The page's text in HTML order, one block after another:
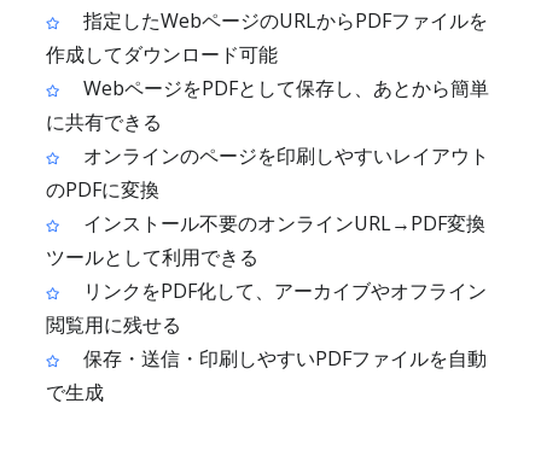
指定したWebページのURLからPDFファイルを
作成してダウンロード可能
WebページをPDFとして保存し、あとから簡単
に共有できる
オンラインのページを印刷しやすいレイアウト
のPDFに変換
インストール不要のオンラインURL→PDF変換
ツールとして利用できる
リンクをPDF化して、アーカイブやオフライン
閲覧用に残せる
保存・送信・印刷しやすいPDFファイルを自動
で生成